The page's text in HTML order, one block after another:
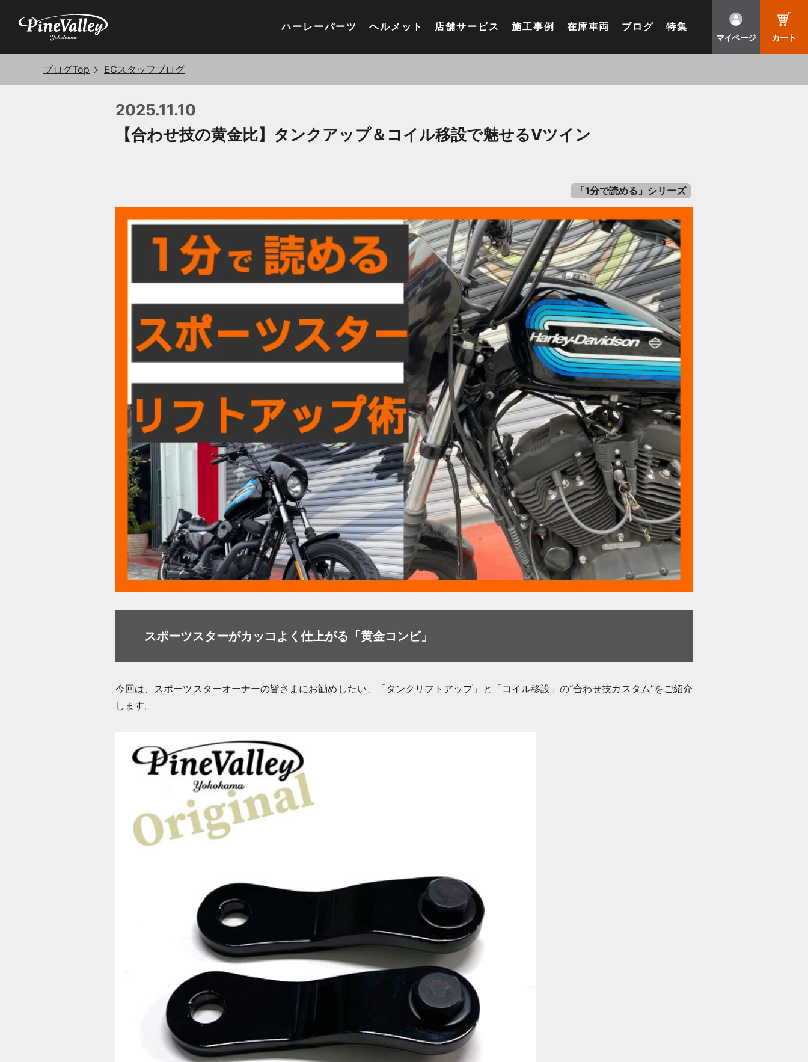
ハーレーパーツ ヘルメット 店舗サービス 施工事例 在庫車両 ブログ 特集
マイページ カート
ブログTop ECスタッフブログ
2025.11.10
【合わせ技の黄金比】タンクアップ＆コイル移設で魅せるVツイン
「1分で読める」シリーズ
スポーツスターがカッコよく仕上がる「黄金コンビ」
今回は、スポーツスターオーナーの皆さまにお勧めしたい、「タンクリフトアップ」と「コイル移設」の“合わせ技カスタム”をご紹介
します。